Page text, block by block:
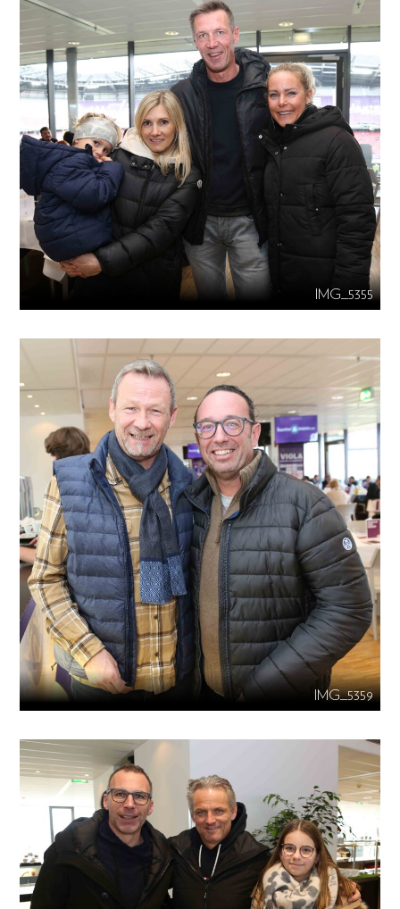
IMG_5355
IMG_5359